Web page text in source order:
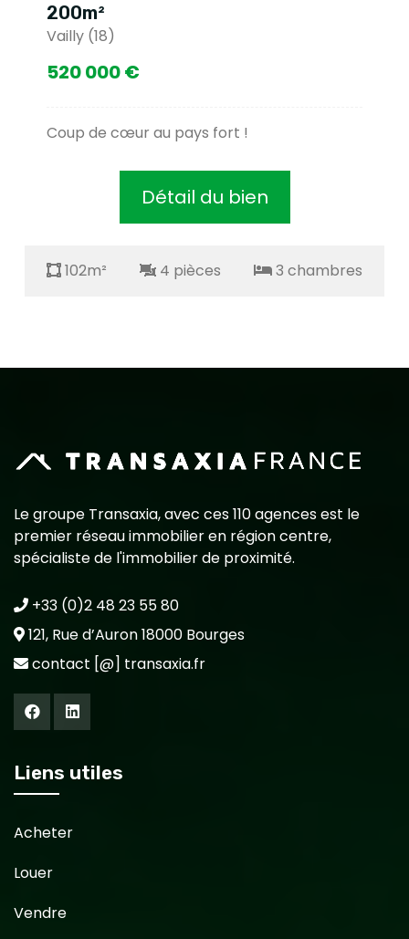
200m²
Vailly (18)
520 000 €
Coup de cœur au pays fort !
Détail du bien
102m² 4 pièces 3 chambres
Le groupe Transaxia, avec ces 110 agences est le
premier réseau immobilier en région centre,
spécialiste de l'immobilier de proximité.
+33 (0)2 48 23 55 80
121, Rue d’Auron 18000 Bourges
contact [@] transaxia.fr
Liens utiles
Acheter
Louer
Vendre